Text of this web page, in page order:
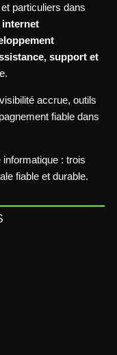
particuliers dans
internet
support et
accrue, outils
fiable dans
: trois
fiable et durable.